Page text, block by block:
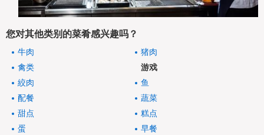
您对其他类别的菜肴感兴趣吗？
牛肉
猪肉
禽类
游戏
絞肉
鱼
配餐
蔬菜
甜点
糕点
蛋
早餐